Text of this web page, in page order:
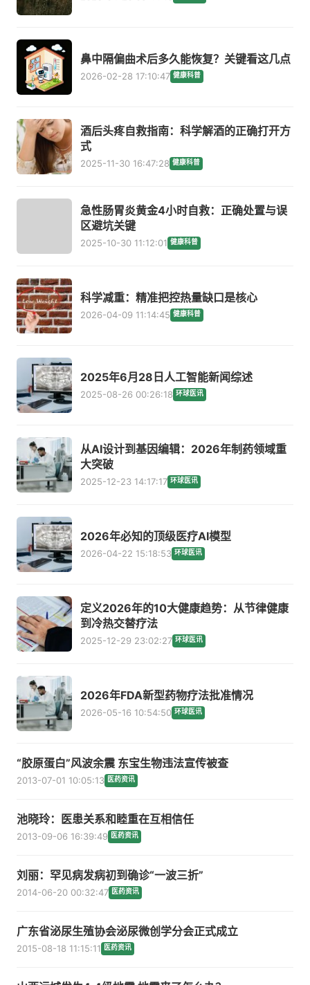
鼻中隔偏曲术后多久能恢复？关键看这几点
2026-02-28 17:10:47 健康科普
酒后头疼自救指南：科学解酒的正确打开方
式
2025-11-30 16:47:28 健康科普
急性肠胃炎黄金4小时自救：正确处置与误
区避坑关键
2025-10-30 11:12:01 健康科普
科学减重：精准把控热量缺口是核心
2026-04-09 11:14:45 健康科普
2025年6月28日人工智能新闻综述
2025-08-26 00:26:18 环球医讯
从AI设计到基因编辑：2026年制药领域重
大突破
2025-12-23 14:17:17 环球医讯
2026年必知的顶级医疗AI模型
2026-04-22 15:18:53 环球医讯
定义2026年的10大健康趋势：从节律健康
到冷热交替疗法
2025-12-29 23:02:27 环球医讯
2026年FDA新型药物疗法批准情况
2026-05-16 10:54:50 环球医讯
“胶原蛋白”风波余震 东宝生物违法宣传被查
2013-07-01 10:05:13 医药资讯
池晓玲：医患关系和睦重在互相信任
2013-09-06 16:39:49 医药资讯
刘丽：罕见病发病初到确诊“一波三折”
2014-06-20 00:32:47 医药资讯
广东省泌尿生殖协会泌尿微创学分会正式成立
2015-08-18 11:15:11 医药资讯